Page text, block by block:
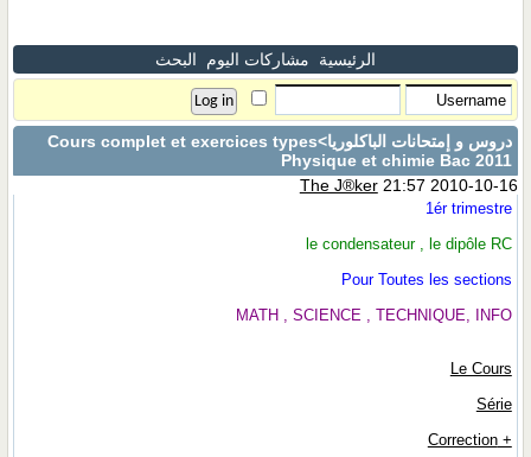
الرئيسية مشاركات اليوم البحث
دروس و إمتحانات الباكلوريا >Cours complet et exercices types
Physique et chimie Bac 2011
The J®ker21:57 2010-10-16
1ér trimestre
le condensateur , le dipôle RC
Pour Toutes les sections
MATH , SCIENCE , TECHNIQUE, INFO
Le Cours
Série
+ Correction